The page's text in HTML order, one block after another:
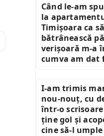
Când le-am
la
Timișoara ca
bătrânească
verișoară m-a
cumva am
I-am trimis
nou-nouț, cu
într-o
ține gol și
cine să-l